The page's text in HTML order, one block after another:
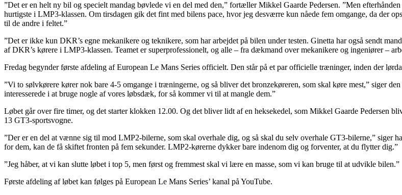
”Det er en helt ny bil og specielt mandag bøvlede vi en del med den,” fortæller Mikkel Gaarde Pedersen. ”Men
hurtigste i LMP3-klassen. Om tirsdagen gik det fint med bilens pace, hvor jeg desværre kun nåede fem omgange, da der
til de andre i feltet.”
”Det er ikke kun DKR’s egne mekanikere og teknikere, som har arbejdet på bilen under testen. Ginetta har også sendt
af DKR’s kørere i LMP3-klassen. Teamet er superprofessionelt, og alle – fra dækmand over mekanikere og ingeniører –
Fredag begynder første afdeling af European Le Mans Series officielt. Den står på et par officielle træninger, inden der
”Vi to sølvkørere kører nok bare 4-5 omgange i træningerne, og så bliver det bronzekøreren, som skal køre mest,” siger
interesserede i at bruge nogle af vores løbsdæk, for så kommer vi til at mangle dem.”
Løbet går over fire timer, og det starter klokken 12.00. Og det bliver lidt af en heksekedel, som Mikkel Gaarde
13 GT3-sportsvogne.
”Der er en del at vænne sig til mod LMP2-bilerne, som skal overhale dig, og så skal du selv overhale GT3-bilerne,” siger
for dem, kan de få skiftet fronten på fem sekunder. LMP2-kørerne dykker bare indenom dig og forventer, at du flytter dig.”
”Jeg håber, at vi kan slutte løbet i top 5, men først og fremmest skal vi lære en masse, som vi kan bruge til at udvikle bilen.”
Første afdeling af løbet kan følges på European Le Mans Series’ kanal på YouTube.